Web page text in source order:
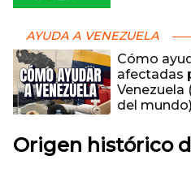
AYUDA A VENEZUELA
Cómo
afectadas
Venezuela
del mundo)
Origen histórico